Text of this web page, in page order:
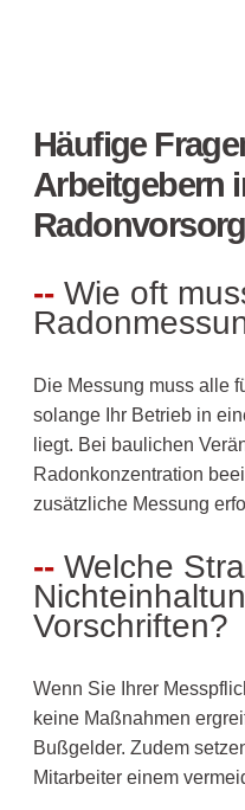
Häufige
Arbeitgebern
Wie oft
Die Messung muss alle
solange Ihr Betrieb in
liegt. Bei baulichen
Radonkonzentration
zusätzliche Messung
Welche
Vorschriften?
Wenn Sie Ihrer
keine Maßnahmen
Bußgelder. Zudem
Mitarbeiter einem